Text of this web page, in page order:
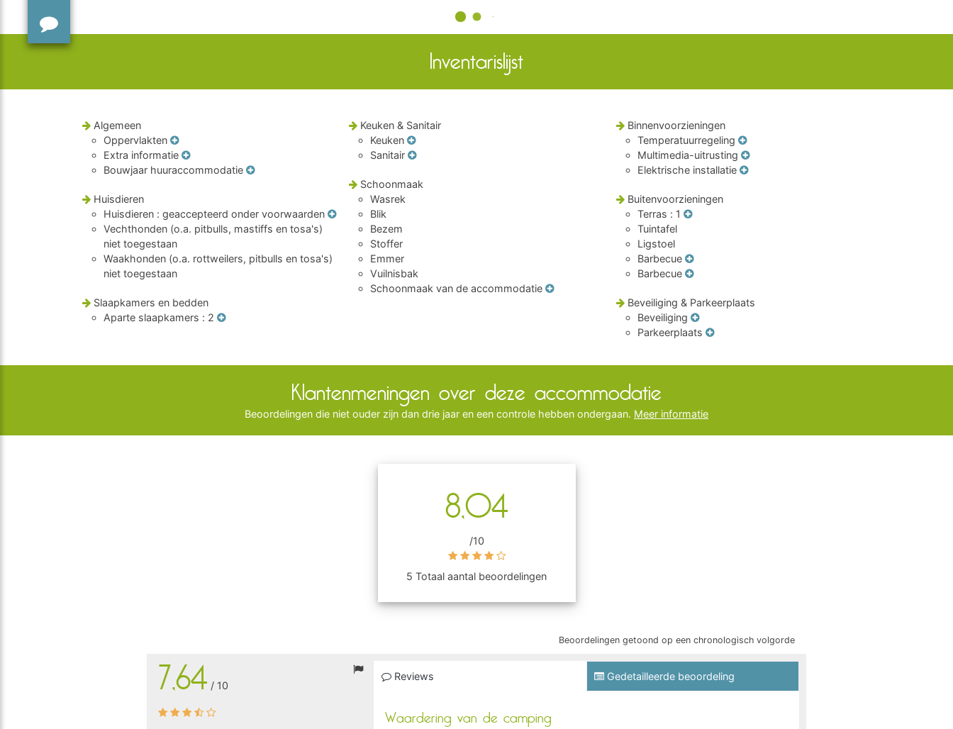
Inventarislijst
Algemeen
Oppervlakten
Extra informatie
Bouwjaar huuraccommodatie
Huisdieren
Huisdieren : geaccepteerd onder voorwaarden
Vechthonden (o.a. pitbulls, mastiffs en tosa's)
niet toegestaan
Waakhonden (o.a. rottweilers, pitbulls en tosa's)
niet toegestaan
Slaapkamers en bedden
Aparte slaapkamers : 2
Keuken & Sanitair
Keuken
Sanitair
Schoonmaak
Wasrek
Blik
Bezem
Stoffer
Emmer
Vuilnisbak
Schoonmaak van de accommodatie
Binnenvoorzieningen
Temperatuurregeling
Multimedia-uitrusting
Elektrische installatie
Buitenvoorzieningen
Terras : 1
Tuintafel
Ligstoel
Barbecue
Barbecue
Beveiliging & Parkeerplaats
Beveiliging
Parkeerplaats
Klantenmeningen over deze accommodatie
Beoordelingen die niet ouder zijn dan drie jaar en een controle hebben ondergaan. Meer informatie
8,04
/10
5 Totaal aantal beoordelingen
Beoordelingen getoond op een chronologisch volgorde
7,64 / 10
Reviews Gedetailleerde beoordeling
Waardering van de camping